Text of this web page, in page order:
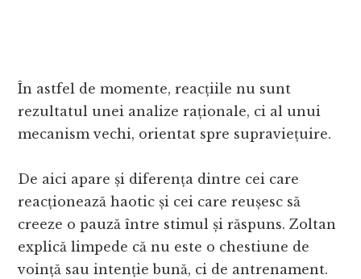
În astfel de momente, reacțiile nu sunt
rezultatul unei analize raționale, ci al unui
mecanism vechi, orientat spre supraviețuire.
De aici apare și diferența dintre cei care
reacționează haotic și cei care reușesc să
creeze o pauză între stimul și răspuns. Zoltan
explică limpede că nu este o chestiune de
voință sau intenție bună, ci de antrenament.